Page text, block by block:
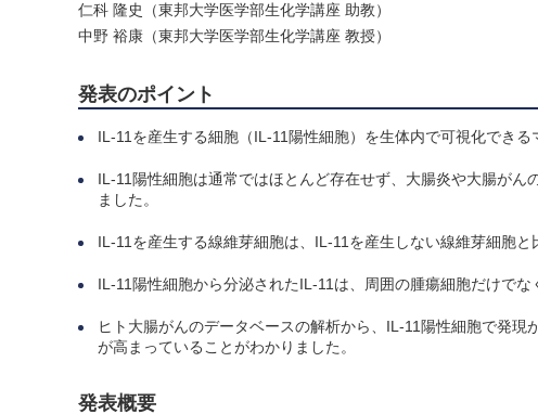
仁科 隆史（東邦大学医学部生化学講座 助教）
中野 裕康（東邦大学医学部生化学講座 教授）
発表のポイント
IL-11を産生する細胞（IL-11陽性細胞）を生体内で可視化できる
IL-11陽性細胞は通常ではほとんど存在せず、大腸炎や大腸が
ました。
IL-11を産生する線維芽細胞は、IL-11を産生しない線維芽細胞
IL-11陽性細胞から分泌されたIL-11は、周囲の腫瘍細胞だけで
ヒト大腸がんのデータベースの解析から、IL-11陽性細胞で発
が高まっていることがわかりました。
発表概要